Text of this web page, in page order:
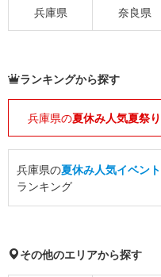
兵庫県 奈良県
ランキングから探す
兵庫県の夏休み人気夏祭り
兵庫県の夏休み人気イベント
ランキング
その他のエリアから探す